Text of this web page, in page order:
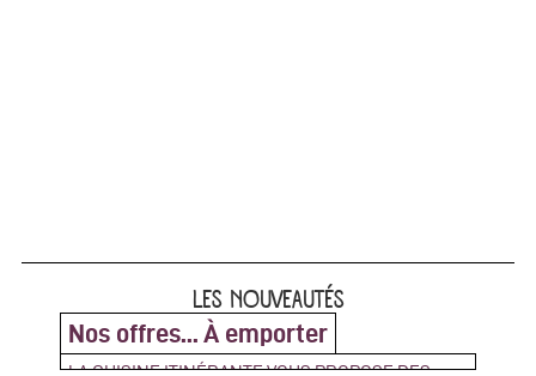
LES NOUVEAUTÉS
Nos offres... À emporter
LA CUISINE ITINÉRANTE VOUS PROPOSE DES